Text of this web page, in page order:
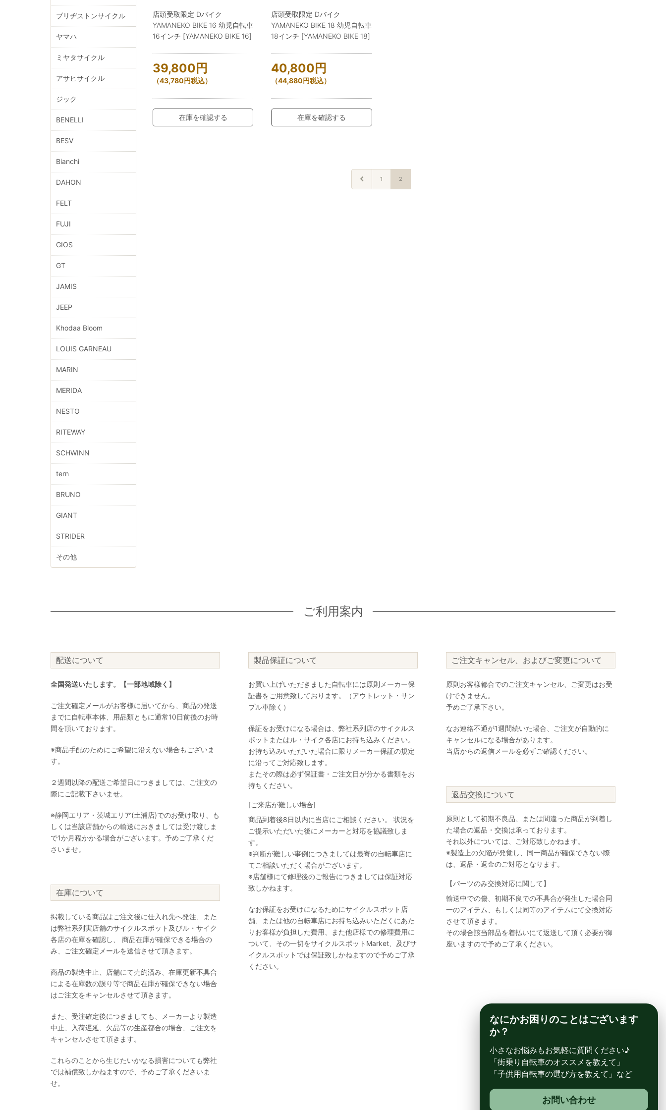
店頭受取限定 Dバイク
YAMANEKO BIKE 16 幼児自転車
16インチ [YAMANEKO BIKE 16]
39,800 円
（43,780円税込）
在庫を確認する
店頭受取限定 Dバイク
YAMANEKO BIKE 18 幼児自転車
18インチ [YAMANEKO BIKE 18]
40,800 円
（44,880円税込）
在庫を確認する
1 2
ブリヂストンサイクル
ヤマハ
ミヤタサイクル
アサヒサイクル
ジック
BENELLI
BESV
Bianchi
DAHON
FELT
FUJI
GIOS
GT
JAMIS
JEEP
Khodaa Bloom
LOUIS GARNEAU
MARIN
MERIDA
NESTO
RITEWAY
SCHWINN
tern
BRUNO
GIANT
STRIDER
その他
ご利用案内
配送について
全国発送いたします。【一部地域除く】
ご注文確定メールがお客様に届いてから、商品の発送
までに自転車本体、用品類ともに通常10日前後のお時
間を頂いております。
※商品手配のためにご希望に沿えない場合もございま
す。
２週間以降の配送ご希望日につきましては、ご注文の
際にご記載下さいませ。
※静岡エリア・茨城エリア(土浦店)でのお受け取り、も
しくは当該店舗からの輸送におきましては受け渡しま
で1か月程かかる場合がございます。予めご了承くだ
さいませ。
在庫について
掲載している商品はご注文後に仕入れ先へ発注、また
は弊社系列実店舗のサイクルスポット及びル・サイク
各店の在庫を確認し、 商品在庫が確保できる場合の
み、ご注文確定メールを送信させて頂きます。
商品の製造中止、店舗にて売約済み、在庫更新不具合
による在庫数の誤り等で商品在庫が確保できない場合
はご注文をキャンセルさせて頂きます。
また、受注確定後につきましても、メーカーより製造
中止、入荷遅延、欠品等の生産都合の場合、ご注文を
キャンセルさせて頂きます。
これらのことから生じたいかなる損害についても弊社
では補償致しかねますので、予めご了承くださいま
せ。
製品保証について
お買い上げいただきました自転車には原則メーカー保
証書をご用意致しております。（アウトレット・サン
プル車除く）
保証をお受けになる場合は、弊社系列店のサイクルス
ポットまたはル・サイク各店にお持ち込みください。
お持ち込みいただいた場合に限りメーカー保証の規定
に沿ってご対応致します。
またその際は必ず保証書・ご注文日が分かる書類をお
持ちください。
[ご来店が難しい場合]
商品到着後8日以内に当店にご相談ください。 状況を
ご提示いただいた後にメーカーと対応を協議致しま
す。
※判断が難しい事例につきましては最寄の自転車店に
てご相談いただく場合がございます。
※店舗様にて修理後のご報告につきましては保証対応
致しかねます。
なお保証をお受けになるためにサイクルスポット店
舗、または他の自転車店にお持ち込みいただくにあた
りお客様が負担した費用、また他店様での修理費用に
ついて、その一切をサイクルスポットMarket、及びサ
イクルスポットでは保証致しかねますので予めご了承
ください。
ご注文キャンセル、およびご変更について
原則お客様都合でのご注文キャンセル、ご変更はお受
けできません。
予めご了承下さい。
なお連絡不通が1週間続いた場合、ご注文が自動的に
キャンセルになる場合があります。
当店からの返信メールを必ずご確認ください。
返品交換について
原則として初期不良品、または間違った商品が到着し
た場合の返品・交換は承っております。
それ以外については、ご対応致しかねます。
※製造上の欠陥が発覚し、同一商品が確保できない際
は、返品・返金のご対応となります。
【パーツのみ交換対応に関して】
輸送中での傷、初期不良での不具合が発生した場合同
一のアイテム、もしくは同等のアイテムにて交換対応
させて頂きます。
その場合該当部品を着払いにて返送して頂く必要が御
座いますので予めご了承ください。
なにかお困りのことはございます
か？
小さなお悩みもお気軽に質問ください♪
「街乗り自転車のオススメを教えて」
「子供用自転車の選び方を教えて」など
お問い合わせ